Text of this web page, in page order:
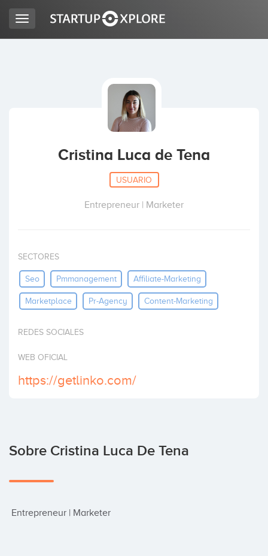
Invertir
Toggle
navigation
Cristina Luca de Tena
USUARIO
Entrepreneur | Marketer
SECTORES
Seo Pmmanagement Affiliate-Marketing
Marketplace Pr-Agency Content-Marketing
REDES SOCIALES
WEB OFICIAL
https://getlinko.com/
Sobre Cristina Luca De Tena
Entrepreneur | Marketer